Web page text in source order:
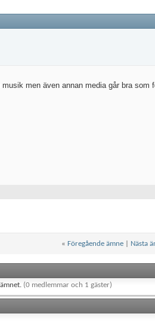
men även annan media går bra som
« Föregående ämne| Nästa
(0 medlemmar och 1 gäster)